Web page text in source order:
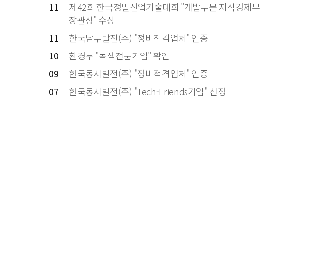
11
제42회 한국정밀산업기술대회 "개발부문 지식경제부
장관상" 수상
11
한국남부발전(주) "정비적격업체" 인증
10
환경부 "녹색전문기업" 확인
09
한국동서발전(주) "정비적격업체" 인증
07
한국동서발전(주) "Tech-Friends기업" 선정